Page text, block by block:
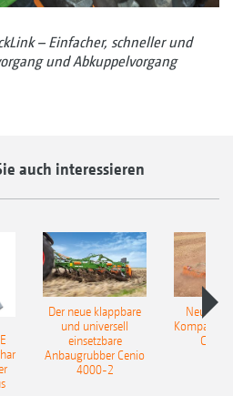
– Einfacher, schneller und
und Abkuppelvorgang
auch interessieren
Der neue klappbare
und universell
einsetzbare
Anbaugrubber Cenio
4000-2
Neue